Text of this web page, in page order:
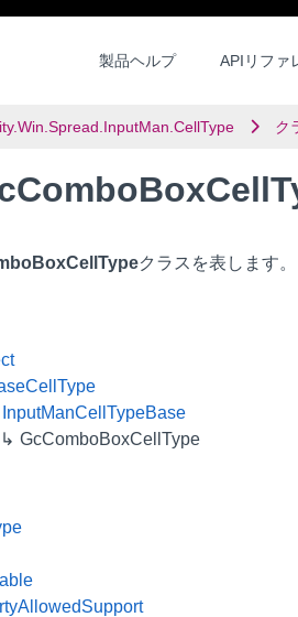
製品ヘルプ APIリファ
ク
クラスを表します。
InputManCellTypeBase
GcComboBoxCellType